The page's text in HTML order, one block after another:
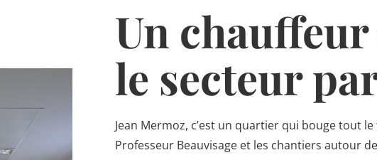
Un
le secteur
Jean Mermoz, c’est un quartier qui bouge tout
Professeur Beauvisage et les chantiers autour